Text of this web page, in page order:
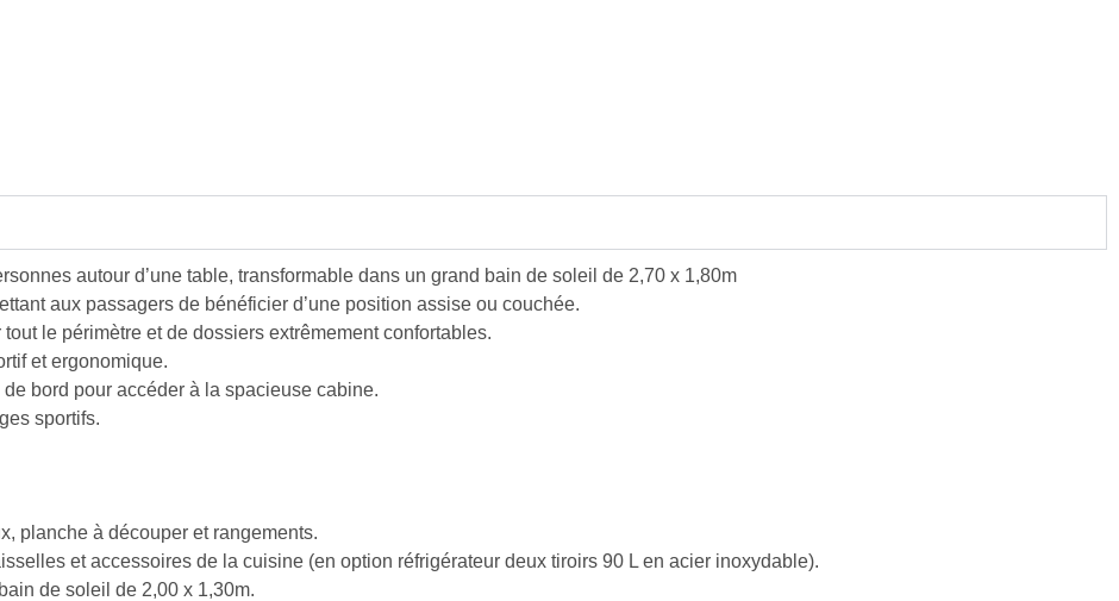
autour d’une table, transformable dans un grand bain de soleil de 2,70 x 1,80m
aux passagers de bénéficier d’une position assise ou couchée.
le périmètre et de dossiers extrêmement confortables.
et ergonomique.
bord pour accéder à la spacieuse cabine.
sportifs.
planche à découper et rangements.
et accessoires de la cuisine (en option réfrigérateur deux tiroirs 90 L en acier inoxydable).
de soleil de 2,00 x 1,30m.